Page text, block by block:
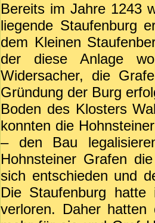
Bereits im Jahre 1243
liegende Staufenburg
dem Kleinen
der diese Anlage
Widersacher, die
Gründung der Burg
Boden des Klosters
konnten die
– den Bau
Hohnsteiner Grafen
sich entschieden und
Die Staufenburg hatte
verloren. Daher hatten